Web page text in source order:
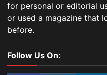
for personal or editorial
or used a magazine that
before.
Follow Us On: